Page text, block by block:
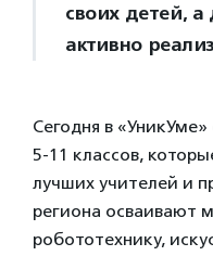
своих детей,
активно
Сегодня в
5-11 классов,
лучших учителей и
региона осваивают
робототехнику,